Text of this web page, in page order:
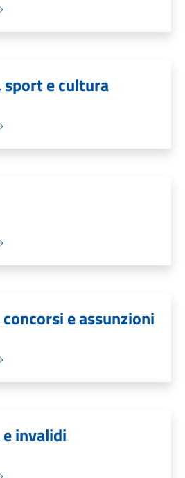
sport e cultura
e assunzioni
e invalidi